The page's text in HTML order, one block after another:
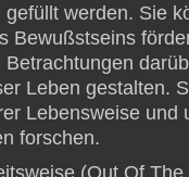
gefüllt werden. Sie
Bewußstseins
Betrachtungen
Leben gestalten.
Lebensweise und
forschen.
(Out Of The